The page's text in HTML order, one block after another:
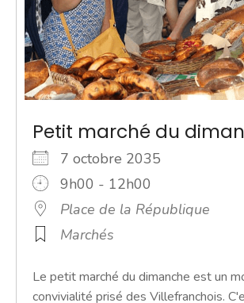
Petit marché du
7 octobre 2035
9h00 - 12h00
Place de la République
Marchés
Le petit marché du dimanche est un
convivialité prisé des Villefranchois.